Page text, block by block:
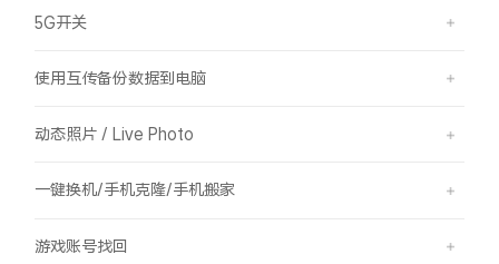
5G开关
使用互传备份数据到电脑
动态照片 / Live Photo
一键换机/手机克隆/手机搬家
游戏账号找回